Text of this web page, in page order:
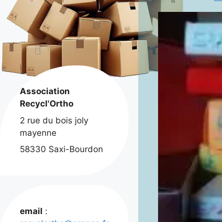
Association
Recycl'Ortho
2 rue du bois joly
mayenne
58330 Saxi-Bourdon
email :